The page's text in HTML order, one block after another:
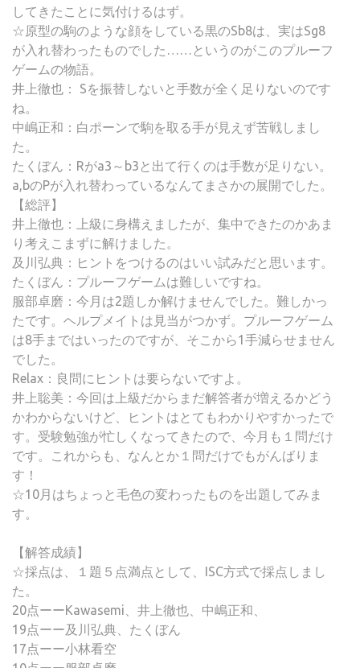
してきたことに気付けるはず。
☆原型の駒のような顔をしている黒のSb8は、実はSg8
が入れ替わったものでした……というのがこのプルーフ
ゲームの物語。
井上徹也： Sを振替しないと手数が全く足りないのです
ね。
中嶋正和：白ポーンで駒を取る手が見えず苦戦しまし
た。
たくぼん：Rがa3～b3と出て行くのは手数が足りない。
a,bのPが入れ替わっているなんてまさかの展開でした。
【総評】
井上徹也：上級に身構えましたが、集中できたのかあま
り考えこまずに解けました。
及川弘典：ヒントをつけるのはいい試みだと思います。
たくぼん：プルーフゲームは難しいですね。
服部卓磨：今月は2題しか解けませんでした。難しかっ
たです。ヘルプメイトは見当がつかず。プルーフゲーム
は8手まではいったのですが、そこから1手減らせません
でした。
Relax：良問にヒントは要らないですよ。
井上聡美：今回は上級だからまだ解答者が増えるかどう
かわからないけど、ヒントはとてもわかりやすかったで
す。受験勉強が忙しくなってきたので、今月も１問だけ
です。これからも、なんとか１問だけでもがんばりま
す！
☆10月はちょっと毛色の変わったものを出題してみま
す。
【解答成績】
☆採点は、１題５点満点として、ISC方式で採点しまし
た。
20点ーーKawasemi、井上徹也、中嶋正和、
19点ーー及川弘典、たくぼん
17点ーー小林看空